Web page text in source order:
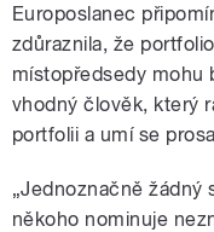
Europoslanec
zdůraznila, že
místopředsedy mohu
vhodný člověk, který
portfolii a umí se
„Jednoznačně žádný
někoho nominuje